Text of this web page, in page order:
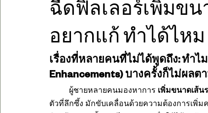
ฉีดฟิลเลอร์เพิ่มข
อยากแก้ ทำได้ไห
เรื่องที่หลายคนที่ไม่ได้พูดถึง: ทำไ
Enhancements) บางครั้งก็ไม่ผลต
ผู้ชายหลายคนมองหาการ เพิ่มขนาดเส้น
ตัวที่ลึกซึ้ง มักขับเคลื่อนด้วยความต้องการเพิ่